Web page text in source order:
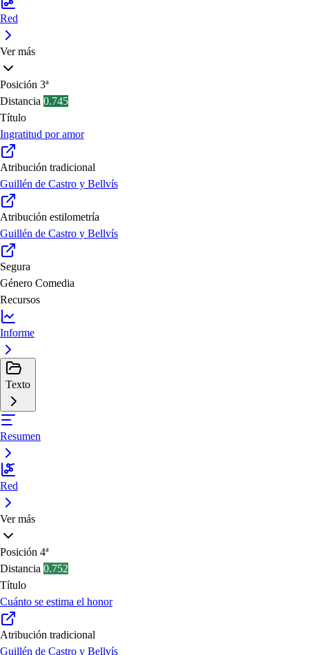
Red
Ver más
Posición 3ª
Distancia 0.745
Título
Ingratitud por amor
Atribución tradicional
Guillén de Castro y Bellvís
Atribución estilometría
Guillén de Castro y Bellvís
Segura
Género Comedia
Recursos
Informe
Texto
Resumen
Red
Ver más
Posición 4ª
Distancia 0.752
Título
Cuánto se estima el honor
Atribución tradicional
Guillén de Castro y Bellvís